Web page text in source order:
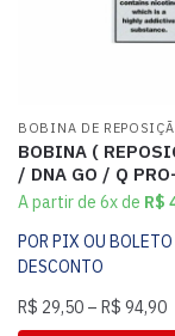
BOBINA DE
BOBINA (
/ DNA GO / Q
A partir de 6x de R$
POR PIX OU BOLETO
DESCONTO
R$ 29,50 – R$ 94,90